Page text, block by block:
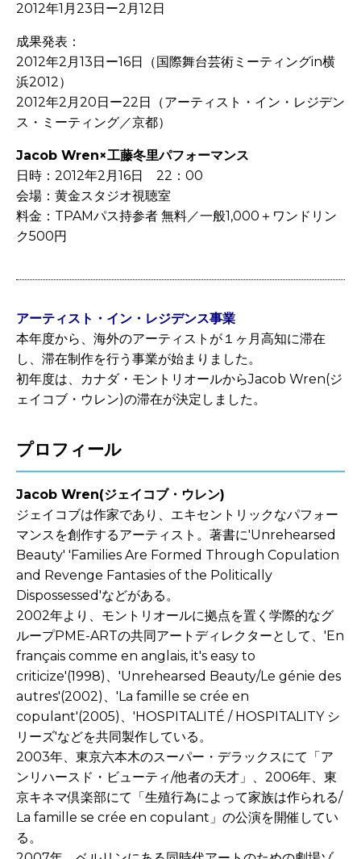
2012年1月23日ー2月12日
成果発表：
2012年2月13日ー16日（国際舞台芸術ミーティングin横
浜2012）
2012年2月20日ー22日（アーティスト・イン・レジデン
ス・ミーティング／京都）
Jacob Wren×工藤冬里パフォーマンス
日時：2012年2月16日 22：00
会場： 黄金スタジオ視聴室
料金：TPAMパス持参者 無料／一般1,000＋ワンドリン
ク500円
アーティスト・イン・レジデンス事業
本年度から、海外のアーティストが１ヶ月高知に滞在
し、滞在制作を行う事業が始まりました。
初年度は、カナダ・モントリオールからJacob Wren(ジ
ェイコブ・ウレン)の滞在が決定しました。
プロフィール
Jacob Wren(ジェイコブ・ウレン)
ジェイコブは作家であり、エキセントリックなパフォー
マンスを創作するアーティスト。著書に'Unrehearsed
Beauty' 'Families Are Formed Through Copulation
and Revenge Fantasies of the Politically
Dispossessed'などがある。
2002年より、モントリオールに拠点を置く学際的なグ
ループPME-ARTの共同アートディレクターとして、'En
français comme en anglais, it's easy to
criticize'(1998)、'Unrehearsed Beauty/Le génie des
autres'(2002)、'La famille se crée en
copulant'(2005)、'HOSPITALITÉ / HOSPITALITY シ
リーズ'などを共同製作している。
2003年、東京六本木のスーパー・デラックスにて「ア
ンリハースド・ビューティ/他者の天才」、2006年、東
京キネマ倶楽部にて「生殖行為によって家族は作られる/
La famille se crée en copulant」の公演を開催してい
る。